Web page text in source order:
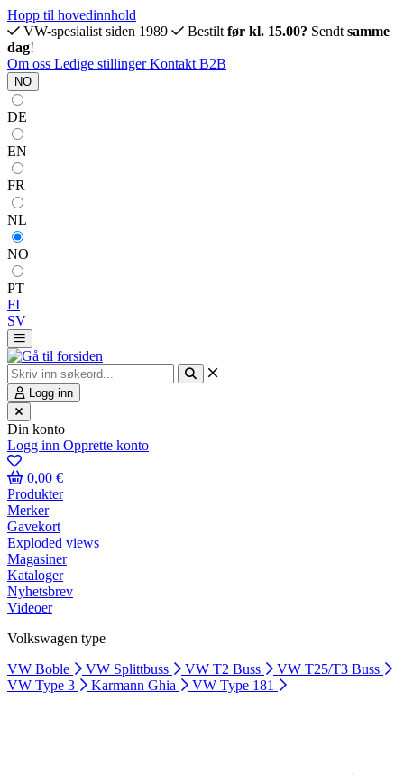
Hopp til hovedinnhold
VW-spesialist siden 1989
Bestilt før kl. 15.00? Sendt samme
dag!
Om oss Ledige stillingerKontakt B2B
NO
DE
EN
FR
NL
NO
PT
FI
SV
Logg inn
Din konto
Logg inn Opprette konto
0,00 €
Produkter
Merker
Gavekort
Exploded views
Magasiner
Kataloger
Nyhetsbrev
Videoer
Volkswagen type
VW Boble
VW Splittbuss VW T2 Buss
VW T25/T3 Buss
VW Type 3
Karmann Ghia VW Type 181